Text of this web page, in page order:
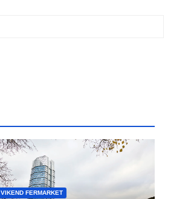
VIKEND FERMARKET